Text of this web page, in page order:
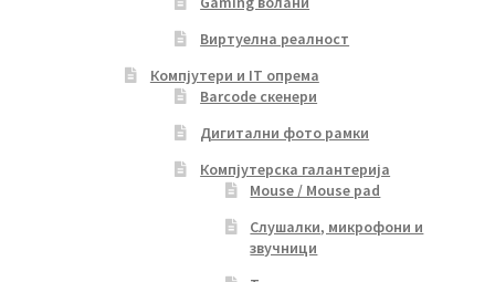
Виртуелна реалност
Компјутери и IT опрема
Barcode скенери
Дигитални фото рамки
Компјутерска галантерија
Mouse / Mouse pad
Слушалки, микрофони и
звучници